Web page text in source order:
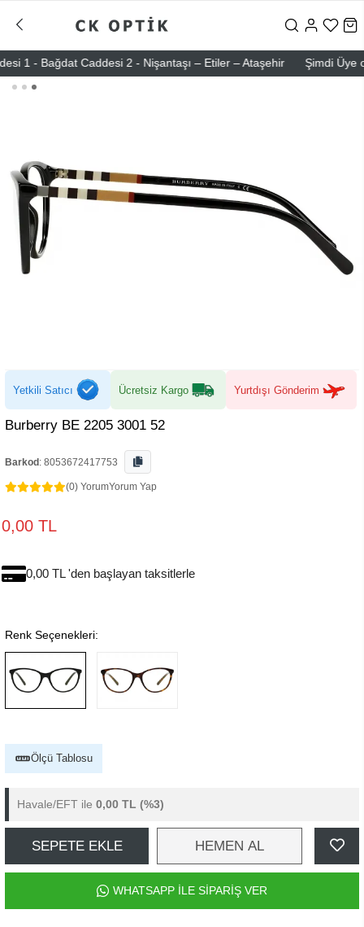
- Bağdat Caddesi 2 - Nişantaşı – Etiler – Ataşehir Şimdi Üye ol !
Yetkili Satıcı Ücretsiz Kargo Yurtdışı Gönderim
Burberry BE 2205 3001 52
Barkod : 8053672417753
(0) YorumYorum Yap
0,00 TL
0,00 TL 'den başlayan taksitlerle
Renk Seçenekleri:
Ölçü Tablosu
Havale/EFT ile 0,00 TL (%3)
SEPETE EKLE HEMEN AL
WHATSAPP İLE SİPARİŞ VER